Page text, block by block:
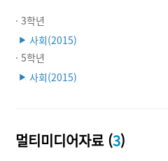
· 3학년
▶ 사회(2015)
· 5학년
▶ 사회(2015)
멀티미디어자료 (3)